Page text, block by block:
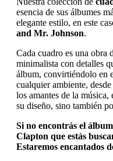
esencia de sus álbumes
elegante estilo, en este
and Mr. Johnson.
Cada cuadro es una obra
minimalista con detalles
álbum, convirtiéndolo en
cualquier ambiente,
los amantes de la música,
su diseño, sino también
Si no encontrás el
Clapton que estás
Estaremos encantados